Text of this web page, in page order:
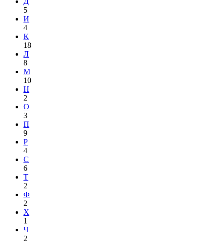
5
И
4
К
18
Л
8
М
10
Н
2
О
3
П
9
Р
4
С
6
Т
2
Ф
2
Х
1
Ч
2